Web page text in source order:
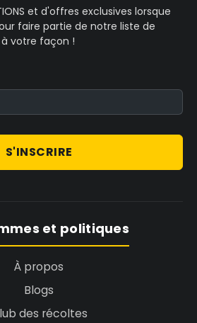
et d'offres exclusives lorsque
faire partie de notre liste de
votre façon !
S'INSCRIRE
et politiques
À propos
Blogs
des récoltes